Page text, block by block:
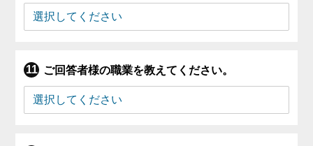
ご回答者様の職業を教えてください。